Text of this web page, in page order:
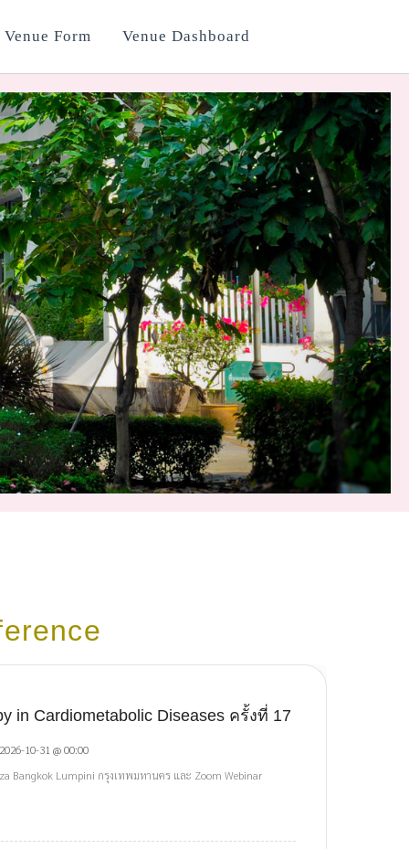
Form Venue Dashboard
in Cardiometabolic Diseases ครั้งที่ 17
10-31 @ 00:00
Bangkok Lumpini กรุงเทพมหานคร และ Zoom Webinar